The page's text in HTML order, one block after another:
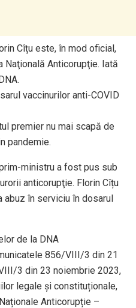
Cîțu este, în mod oficial,
Naţională Anticorupţie. Iată
vaccinurilor anti-COVID
premier nu mai scapă de
pandemie.
ministru a fost pus sub
anticorupţie. Florin Cîțu
în serviciu în dosarul
de la DNA
856/VIII/3 din 21
3 din 23 noiembrie 2023,
legale și constituționale,
Anticorupție –